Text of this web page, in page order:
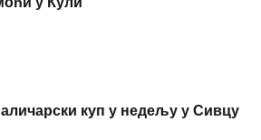
куп у недељу у Сивцу